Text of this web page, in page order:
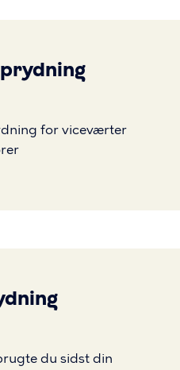
for viceværter
du sidst din